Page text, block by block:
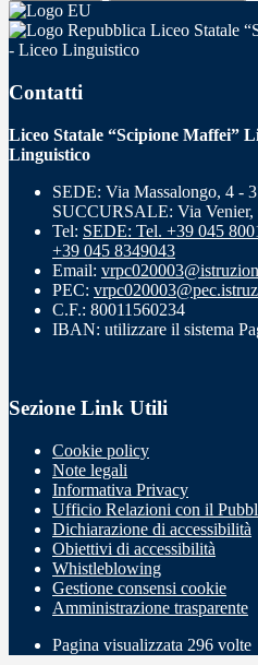
Liceo Statale
- Liceo Linguistico
Contatti
Liceo Statale “Scipione Maffei”
Linguistico
SEDE: Via Massalongo, 4 -
SUCCURSALE: Via Venier,
Tel: SEDE: Tel. +39 045
+39 045 8349043
Email:
PEC:
C.F.: 80011560234
IBAN: utilizzare il sistema
Sezione Link Utili
Cookie policy
Note legali
Informativa Privacy
Ufficio Relazioni con il
Dichiarazione di accessibilità
Obiettivi di accessibilità
Whistleblowing
Gestione consensi cookie
Amministrazione trasparente
Pagina visualizzata 296 volte